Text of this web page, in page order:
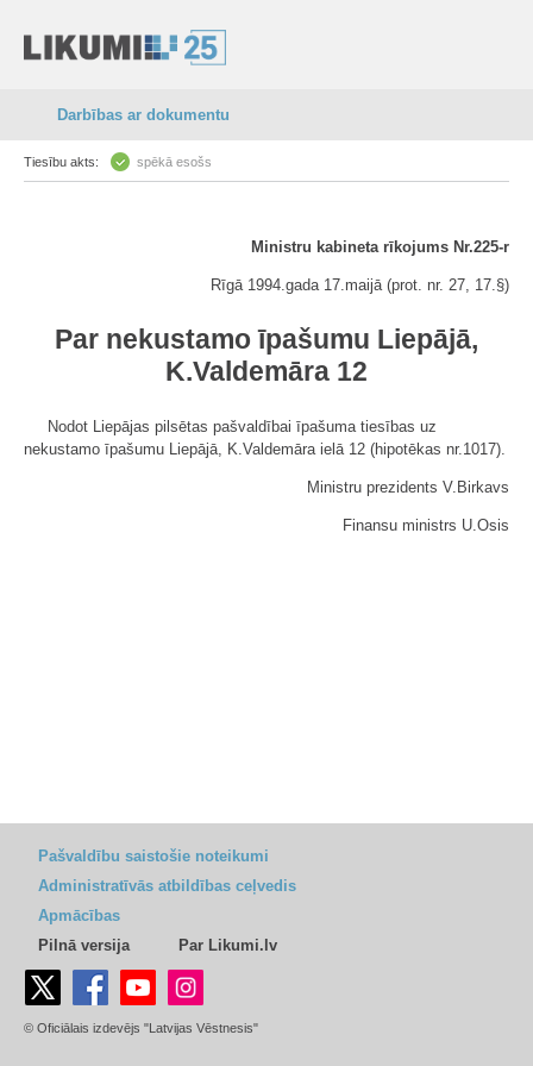
Darbības ar dokumentu
Tiesību akts: spēkā esošs
Ministru kabineta rīkojums Nr.225-r
Rīgā 1994.gada 17.maijā (prot. nr. 27, 17.§)
Par nekustamo īpašumu Liepājā,
K.Valdemāra 12
Nodot Liepājas pilsētas pašvaldībai īpašuma tiesības uz
nekustamo īpašumu Liepājā, K.Valdemāra ielā 12 (hipotēkas nr.1017).
Ministru prezidents V.Birkavs
Finansu ministrs U.Osis
Pašvaldību saistošie noteikumi
Administratīvās atbildības ceļvedis
Apmācības
Pilnā versija
Par Likumi.lv
© Oficiālais izdevējs "Latvijas Vēstnesis"